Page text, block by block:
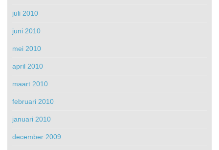
juli 2010
juni 2010
mei 2010
april 2010
maart 2010
februari 2010
januari 2010
december 2009